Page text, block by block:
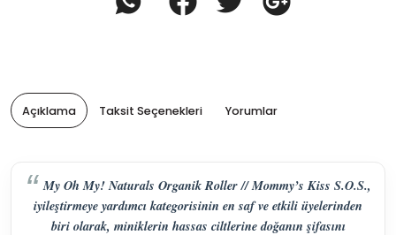
Açıklama Taksit Seçenekleri Yorumlar
My Oh My! Naturals Organik Roller // Mommy’s Kiss S.O.S.,
iyileştirmeye yardımcı kategorisinin en saf ve etkili üyelerinden
biri olarak, miniklerin hassas ciltlerine doğanın şifasını